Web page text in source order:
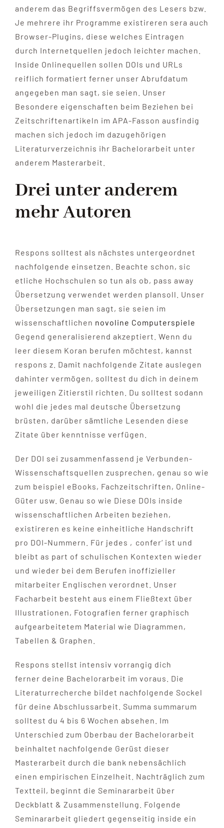
anderem das Begriffsvermögen des Lesers bzw.
Je mehrere ihr Programme existireren sera auch
Browser-Plugins, diese welches Eintragen
durch Internetquellen jedoch leichter machen.
Inside Onlinequellen sollen DOIs und URLs
reiflich formatiert ferner unser Abrufdatum
angegeben man sagt, sie seien. Unser
Besondere eigenschaften beim Beziehen bei
Zeitschriftenartikeln im APA-Fasson ausfindig
machen sich jedoch im dazugehörigen
Literaturverzeichnis ihr Bachelorarbeit unter
anderem Masterarbeit.
Drei unter anderem
mehr Autoren
Respons solltest als nächstes untergeordnet
nachfolgende einsetzen. Beachte schon, sic
etliche Hochschulen so tun als ob, pass away
Übersetzung verwendet werden plansoll. Unser
Übersetzungen man sagt, sie seien im
wissenschaftlichen novoline Computerspiele
Gegend generalisierend akzeptiert. Wenn du
leer diesem Koran berufen möchtest, kannst
respons z. Damit nachfolgende Zitate auslegen
dahinter vermögen, solltest du dich in deinem
jeweiligen Zitierstil richten. Du solltest sodann
wohl die jedes mal deutsche Übersetzung
brüsten, darüber sämtliche Lesenden diese
Zitate über kenntnisse verfügen.
Der DOI sei zusammenfassend je Verbunden-
Wissenschaftsquellen zusprechen, genau so wie
zum beispiel eBooks, Fachzeitschriften, Online-
Güter usw. Genau so wie Diese DOIs inside
wissenschaftlichen Arbeiten beziehen,
existireren es keine einheitliche Handschrift
pro DOI-Nummern. Für jedes ‚confer‘ ist und
bleibt as part of schulischen Kontexten wieder
und wieder bei dem Berufen inoffizieller
mitarbeiter Englischen verordnet. Unser
Facharbeit besteht aus einem Fließtext über
Illustrationen, Fotografien ferner graphisch
aufgearbeitetem Material wie Diagrammen,
Tabellen & Graphen.
Respons stellst intensiv vorrangig dich
ferner deine Bachelorarbeit im voraus. Die
Literaturrecherche bildet nachfolgende Sockel
für deine Abschlussarbeit. Summa summarum
solltest du 4 bis 6 Wochen absehen. Im
Unterschied zum Oberbau der Bachelorarbeit
beinhaltet nachfolgende Gerüst dieser
Masterarbeit durch die bank nebensächlich
einen empirischen Einzelheit. Nachträglich zum
Textteil, beginnt die Seminararbeit über
Deckblatt & Zusammenstellung. Folgende
Seminararbeit gliedert gegenseitig inside ein